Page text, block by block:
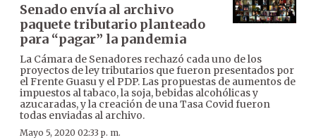
Senado envía al archivo
paquete tributario planteado
para “pagar” la pandemia
La Cámara de Senadores rechazó cada uno de los
proyectos de ley tributarios que fueron presentados por
el Frente Guasu y el PDP. Las propuestas de aumentos de
impuestos al tabaco, la soja, bebidas alcohólicas y
azucaradas, y la creación de una Tasa Covid fueron
todas enviadas al archivo.
Mayo 5, 2020 02:33 p. m.